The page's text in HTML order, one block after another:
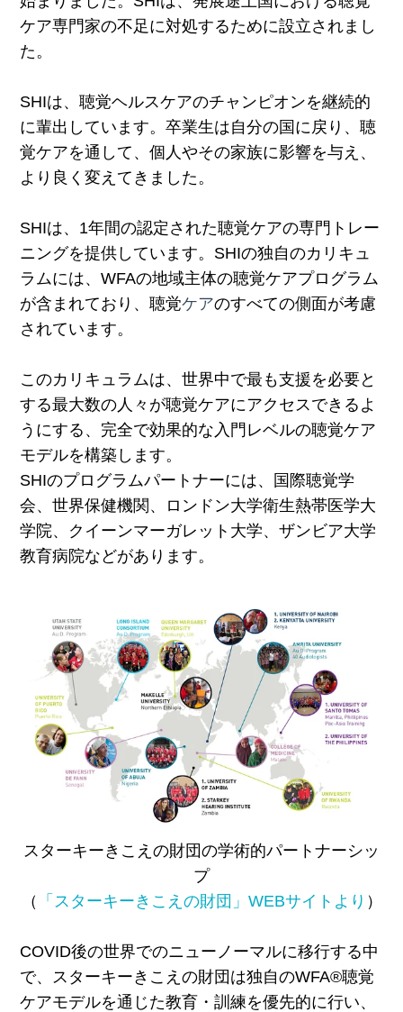
ケア専門家の不足に対処するために設立されまし
た。
SHIは、聴覚ヘルスケアのチャンピオンを継続的
に輩出しています。卒業生は自分の国に戻り、聴
覚ケアを通して、個人やその家族に影響を与え、
より良く変えてきました。
SHIは、1年間の認定された聴覚ケアの専門トレー
ニングを提供しています。SHIの独自のカリキュ
ラムには、WFAの地域主体の聴覚ケアプログラム
が含まれており、聴覚ケアのすべての側面が考慮
されています。
このカリキュラムは、世界中で最も支援を必要と
する最大数の人々が聴覚ケアにアクセスできるよ
うにする、完全で効果的な入門レベルの聴覚ケア
モデルを構築します。
SHIのプログラムパートナーには、国際聴覚学
会、世界保健機関、ロンドン大学衛生熱帯医学大
学院、クイーンマーガレット大学、ザンビア大学
教育病院などがあります。
スターキーきこえの財団の学術的パートナーシッ
プ
（
「スターキーきこえの財団」WEBサイトより ）
COVID後の世界でのニューノーマルに移行する中
で、スターキーきこえの財団は独自のWFA®聴覚
ケアモデルを通じた教育・訓練を優先的に行い、